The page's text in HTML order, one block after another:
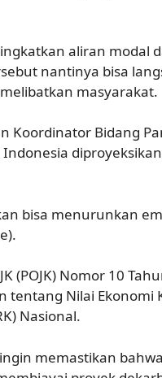
aliran modal
nantinya bisa
masyarakat.
Koordinator Bidang
bisa menurunkan
(POJK) Nomor 10
Nilai Ekonomi
Nasional.
memastikan